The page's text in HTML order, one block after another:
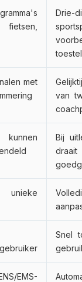
Drie-
toestel
met
van
kunnen
Bij
Snel
EMS-